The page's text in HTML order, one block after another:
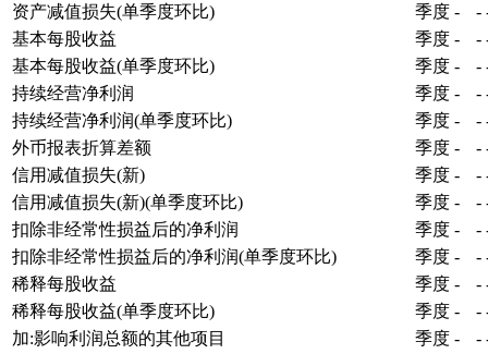
资产减值损失(单季度环比)
季度 - -
基本每股收益
季度 - -
基本每股收益(单季度环比)
季度 - -
持续经营净利润
季度 - -
持续经营净利润(单季度环比)
季度 - -
外币报表折算差额
季度 - -
信用减值损失(新)
季度 - -
信用减值损失(新)(单季度环比)
季度 - -
扣除非经常性损益后的净利润
季度 - -
扣除非经常性损益后的净利润(单季度环比)
季度 - -
稀释每股收益
季度 - -
稀释每股收益(单季度环比)
季度 - -
加:影响利润总额的其他项目
季度 - -